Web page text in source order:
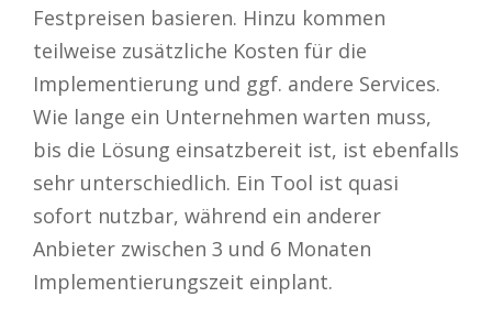
Festpreisen basieren. Hinzu kommen
teilweise zusätzliche Kosten für die
Implementierung und ggf. andere Services.
Wie lange ein Unternehmen warten muss,
bis die Lösung einsatzbereit ist, ist ebenfalls
sehr unterschiedlich. Ein Tool ist quasi
sofort nutzbar, während ein anderer
Anbieter zwischen 3 und 6 Monaten
Implementierungszeit einplant.